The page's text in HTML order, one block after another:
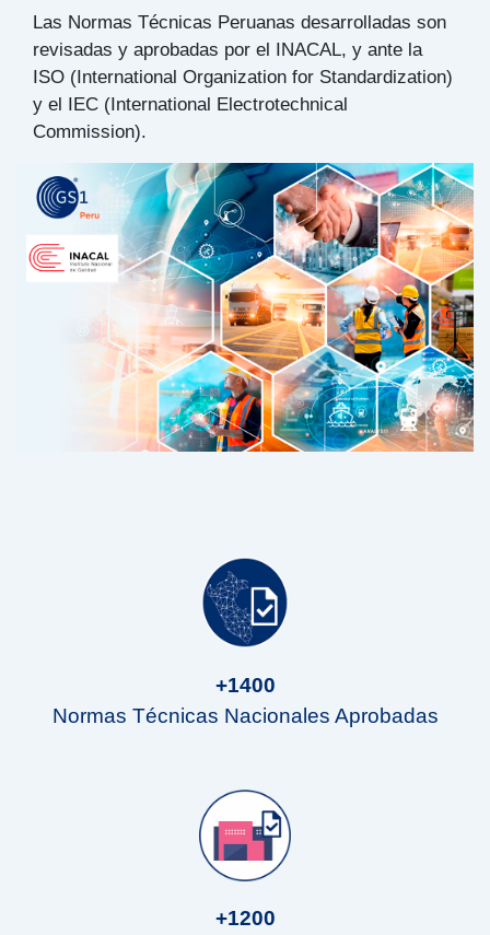
Las Normas Técnicas Peruanas desarrolladas son
revisadas y aprobadas por el INACAL, y ante la
ISO (International Organization for Standardization)
y el IEC (International Electrotechnical
Commission).
+1400
Normas Técnicas Nacionales Aprobadas
+1200